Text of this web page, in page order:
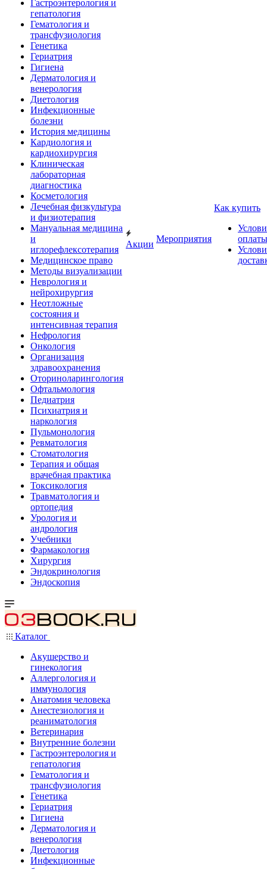
Гастроэнтерология и
гепатология
Гематология и
трансфузиология
Генетика
Гериатрия
Гигиена
Дерматология и
венерология
Диетология
Инфекционные
болезни
История медицины
Кардиология и
кардиохирургия
Клиническая
лабораторная
диагностика
Косметология
Лечебная физкультура
и физиотерапия
Мануальная медицина
и
иглорефлексотерапия
Медицинское право
Методы визуализации
Неврология и
нейрохирургия
Неотложные
состояния и
интенсивная терапия
Нефрология
Онкология
Организация
здравоохранения
Оториноларингология
Офтальмология
Педиатрия
Психиатрия и
наркология
Пульмонология
Ревматология
Стоматология
Терапия и общая
врачебная практика
Токсикология
Травматология и
ортопедия
Урология и
андрология
Учебники
Фармакология
Хирургия
Эндокринология
Эндоскопия
Акции
Мероприятия
Как купить
оплаты
Каталог
Акушерство и
гинекология
Аллергология и
иммунология
Анатомия человека
Анестезиология и
реаниматология
Ветеринария
Внутренние болезни
Гастроэнтерология и
гепатология
Гематология и
трансфузиология
Генетика
Гериатрия
Гигиена
Дерматология и
венерология
Диетология
Инфекционные